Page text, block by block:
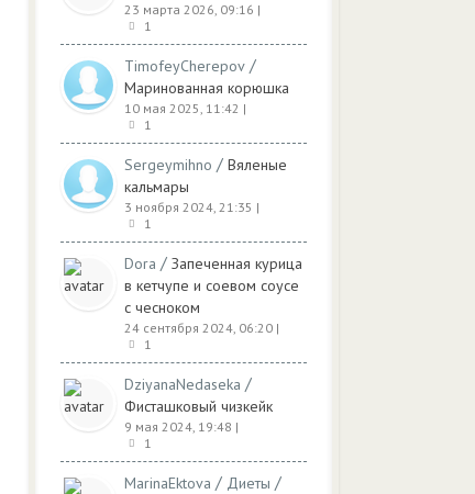
23 марта 2026, 09:16 |
1
TimofeyCherepov /
Маринованная корюшка
10 мая 2025, 11:42 |
1
Sergeymihno / Вяленые
кальмары
3 ноября 2024, 21:35 |
1
Dora / Запеченная курица
в кетчупе и соевом соусе
с чесноком
24 сентября 2024, 06:20 |
1
DziyanaNedaseka /
Фисташковый чизкейк
9 мая 2024, 19:48 |
1
MarinaEktova / Диеты /